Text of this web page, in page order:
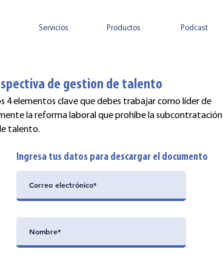
Servicios Productos Podcast
de gestion de talento
4 elementos clave que debes trabajar como líder de
la reforma laboral que prohíbe la subcontratación
talento.
Ingresa tus datos para descargar el documento